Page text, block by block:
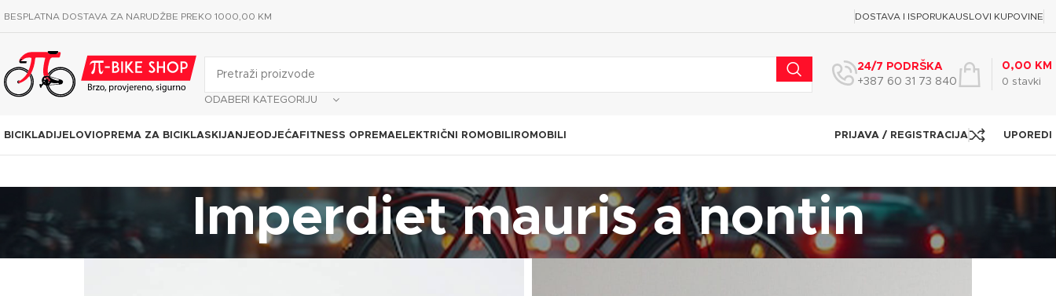
BESPLATNA DOSTAVA ZA NARUDŽBE PREKO 1000,00 KM DOSTAVA I ISPORUKAUSLOVI KUPOVINE
ODABERI KATEGORIJU
24/7 PODRŠKA
+387 60 31 73 840
0 stavki
0,00 KM
BICIKLA DIJELOVI OPREMA ZA BICIKLASKIJANJEODJEĆA FITNESS OPREMA ELEKTRIČNI ROMOBILI ROMOBILI PRIJAVA / REGISTRACIJA UPOREDI
Imperdiet mauris a nontin